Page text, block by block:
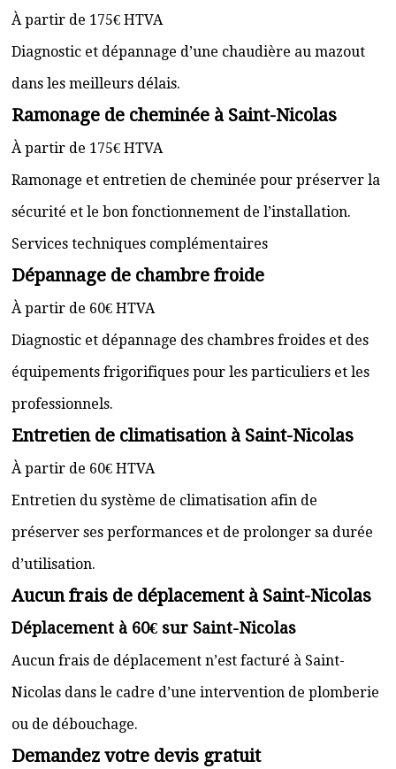
À partir de 175€ HTVA
Diagnostic et dépannage d’une chaudière au mazout
dans les meilleurs délais.
Ramonage de cheminée à Saint-Nicolas
À partir de 175€ HTVA
Ramonage et entretien de cheminée pour préserver la
sécurité et le bon fonctionnement de l’installation.
Services techniques complémentaires
Dépannage de chambre froide
À partir de 60€ HTVA
Diagnostic et dépannage des chambres froides et des
équipements frigorifiques pour les particuliers et les
professionnels.
Entretien de climatisation à Saint-Nicolas
À partir de 60€ HTVA
Entretien du système de climatisation afin de
préserver ses performances et de prolonger sa durée
d’utilisation.
Aucun frais de déplacement à Saint-Nicolas
Déplacement à 60€ sur Saint-Nicolas
Aucun frais de déplacement n’est facturé à Saint-
Nicolas dans le cadre d’une intervention de plomberie
ou de débouchage.
Demandez votre devis gratuit